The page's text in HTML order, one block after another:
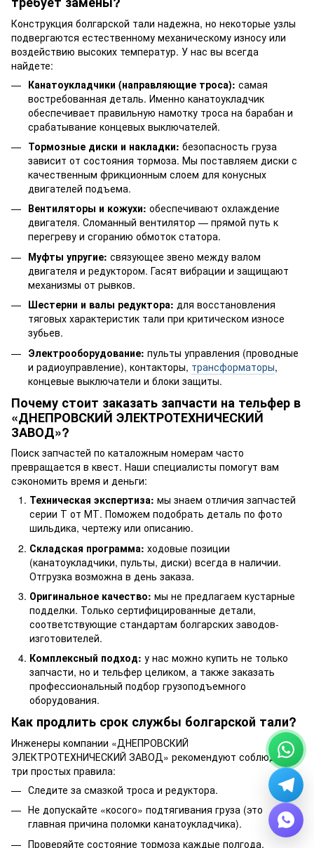
Конструкция болгарской тали надежна, но некоторые узлы
подвергаются естественному механическому износу или
воздействию высоких температур. У нас вы всегда
найдете:
Канатоукладчики (направляющие троса): самая
востребованная деталь. Именно канатоукладчик
обеспечивает правильную намотку троса на барабан и
срабатывание концевых выключателей.
Тормозные диски и накладки: безопасность груза
зависит от состояния тормоза. Мы поставляем диски с
качественным фрикционным слоем для конусных
двигателей подъема.
Вентиляторы и кожухи: обеспечивают охлаждение
двигателя. Сломанный вентилятор — прямой путь к
перегреву и сгоранию обмоток статора.
Муфты упругие: связующее звено между валом
двигателя и редуктором. Гасят вибрации и защищают
механизмы от рывков.
Шестерни и валы редуктора: для восстановления
тяговых характеристик тали при критическом износе
зубьев.
Электрооборудование: пульты управления (проводные
и радиоуправление), контакторы, трансформаторы,
концевые выключатели и блоки защиты.
Почему стоит заказать запчасти на тельфер в
«ДНЕПРОВСКИЙ ЭЛЕКТРОТЕХНИЧЕСКИЙ
ЗАВОД»?
Поиск запчастей по каталожным номерам часто
превращается в квест. Наши специалисты помогут вам
сэкономить время и деньги:
Техническая экспертиза: мы знаем отличия запчастей
серии Т от МТ. Поможем подобрать деталь по фото
шильдика, чертежу или описанию.
Складская программа: ходовые позиции
(канатоукладчики, пульты, диски) всегда в наличии.
Отгрузка возможна в день заказа.
Оригинальное качество: мы не предлагаем кустарные
подделки. Только сертифицированные детали,
соответствующие стандартам болгарских заводов-
изготовителей.
Комплексный подход: у нас можно купить не только
запчасти, но и тельфер целиком, а также заказать
профессиональный подбор грузоподъемного
оборудования.
Как продлить срок службы болгарской тали?
Инженеры компании «ДНЕПРОВСКИЙ
ЭЛЕКТРОТЕХНИЧЕСКИЙ ЗАВОД» рекомендуют соблюдать
три простых правила:
Следите за смазкой троса и редуктора.
Не допускайте «косого» подтягивания груза (это
главная причина поломки канатоукладчика).
Проверяйте состояние тормоза каждые полгода.